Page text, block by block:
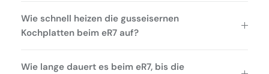
Wie schnell heizen die gusseisernen
Kochplatten beim eR7 auf?
Wie lange dauert es beim eR7, bis die